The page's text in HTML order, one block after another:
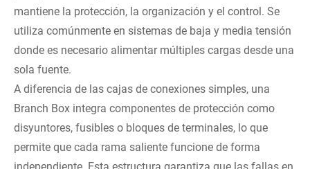
mantiene la protección, la organización y el control. Se
utiliza comúnmente en sistemas de baja y media tensión
donde es necesario alimentar múltiples cargas desde una
sola fuente.
A diferencia de las cajas de conexiones simples, una
Branch Box integra componentes de protección como
disyuntores, fusibles o bloques de terminales, lo que
permite que cada rama saliente funcione de forma